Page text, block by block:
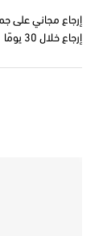
إرجاع مجاني على
إرجاع خلال 30 يومًا